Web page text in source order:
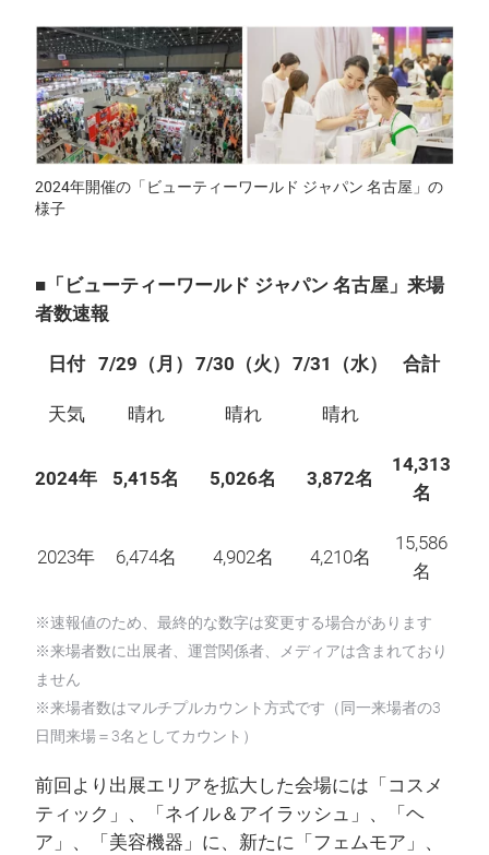
2024年開催の「ビューティーワールド ジャパン 名古屋」の
様子
■「ビューティーワールド ジャパン 名古屋」来場
者数速報
日付 7/29（月） 7/30（火） 7/31（水） 合計
天気 晴れ 晴れ 晴れ
2024年 5,415名 5,026名 3,872名
14,313
名
2023年 6,474名 4,902名 4,210名
15,586
名
※速報値のため、最終的な数字は変更する場合があります
※来場者数に出展者、運営関係者、メディアは含まれており
ません
※来場者数はマルチプルカウント方式です（同一来場者の3
日間来場＝3名としてカウント）
前回より出展エリアを拡大した会場には「コスメ
ティック」、「ネイル＆アイラッシュ」、「ヘ
ア」、「美容機器」に、新たに「フェムモア」、